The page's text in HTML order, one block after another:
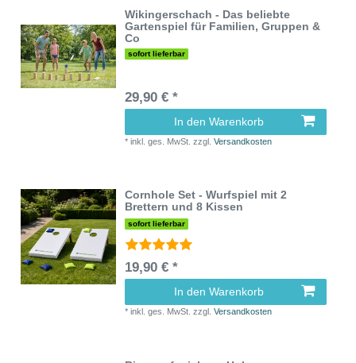
Wikingerschach - Das beliebte
Gartenspiel für Familien, Gruppen &
Co
sofort lieferbar
29,90 € *
In den Warenkorb
*inkl. ges. MwSt. zzgl.Versandkosten
Cornhole Set - Wurfspiel mit 2
Brettern und 8 Kissen
sofort lieferbar
19,90 € *
In den Warenkorb
*inkl. ges. MwSt. zzgl.Versandkosten